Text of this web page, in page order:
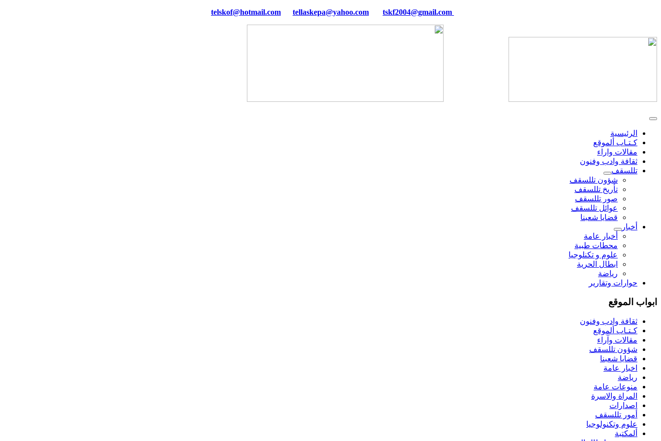
tellaskepa@yahoo.com tskf2004@gmail.com
الرئيسية
كـتـاب ألموقع
مقالات واراء
ثقافة وادب وفنون
تللسقف
شؤون تللسقف
تأريخ تللسقف
صور تللسقف
عوائل تللسقف
قضايا شعبنا
أخبار
أخبار عامة
محطات طبية
علوم و تکنلوجیا
ابطال الحرية
رياضة
حوارات وتقارير
ابواب الموقع
ثقافة وادب وفنون
كـتـاب ألموقع
مقالات وآراء
شؤون تللسقف
قضايا شعبنا
اخبار عامة
رياضة
منوعات عامة
المراة والاسرة
اصدارات
أمور تللسقف
علوم وتكنولوجيا
ألمكتبة